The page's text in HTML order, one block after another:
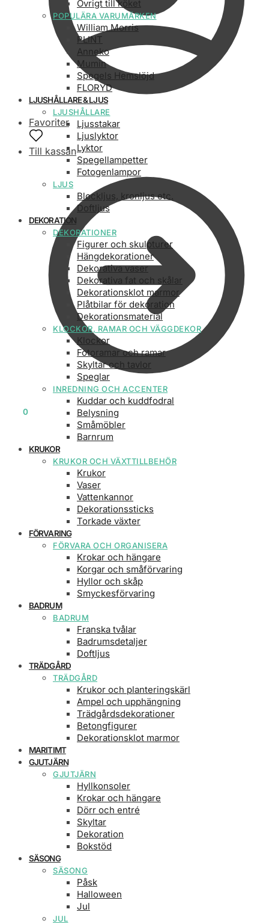
Favoriter
Till kassan
0
Övrigt till köket
POPULÄRA VARUMÄRKEN
William Morris
PLINT
Anneko
Mumin
Spegels Hemslöjd
FLORYD
LJUSHÅLLARE & LJUS
LJUSHÅLLARE
Ljusstakar
Ljuslyktor
Lyktor
Spegellampetter
Fotogenlampor
LJUS
Blockljus, kronljus etc.
Doftljus
DEKORATION
DEKORATIONER
Figurer och skulpturer
Hängdekorationer
Dekorativa vaser
Dekorativa fat och skålar
Dekorationsklot marmor
Plåtbilar för dekoration
Dekorationsmaterial
KLOCKOR, RAMAR OCH VÄGGDEKOR
Klockor
Fotoramar och ramar
Skyltar och tavlor
Speglar
INREDNING OCH ACCENTER
Kuddar och kuddfodral
Belysning
Småmöbler
Barnrum
KRUKOR
KRUKOR OCH VÄXTTILLBEHÖR
Krukor
Vaser
Vattenkannor
Dekorationssticks
Torkade växter
FÖRVARING
FÖRVARA OCH ORGANISERA
Krokar och hängare
Korgar och småförvaring
Hyllor och skåp
Smyckesförvaring
BADRUM
BADRUM
Franska tvålar
Badrumsdetaljer
Doftljus
TRÄDGÅRD
TRÄDGÅRD
Krukor och planteringskärl
Ampel och upphängning
Trädgårdsdekorationer
Betongfigurer
Dekorationsklot marmor
MARITIMT
GJUTJÄRN
GJUTJÄRN
Hyllkonsoler
Krokar och hängare
Dörr och entré
Skyltar
Dekoration
Bokstöd
SÄSONG
SÄSONG
Påsk
Halloween
Jul
JUL